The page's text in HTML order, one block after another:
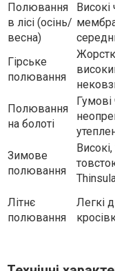
Полювання
в лісі (осінь/
весна)
Високі
Гірське
полювання
Полювання
на болоті
Гумові
Зимове
полювання
Високі,
Літнє
полювання
Легкі